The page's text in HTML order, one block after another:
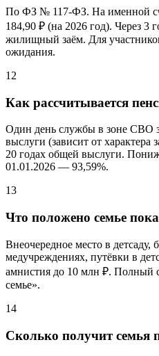
По ФЗ № 117-ФЗ. На именной
184,90 ₽ (на 2026 год). Через 3
жилищный заём. Для
ожидания.
12
Как рассчитывается
Один день службы в зоне СВО
выслуги (зависит от
20 годах общей выслуги.
01.01.2026 — 93,59%.
13
Что положено семье
Внеочередное место в
медучреждениях, путёвки в
амнистия до 10 млн ₽. Полный
семье».
14
Сколько получит семья